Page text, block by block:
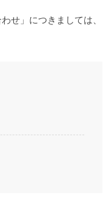
せ」につきましては、